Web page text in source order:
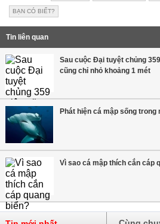
BẠN CÓ BIẾT?
Tin liên quan
Sau cuộc Đại tuyệt chủng
cũng chỉ nhỏ khoảng 1 mét
Phát hiện cá mập sống
Vì sao cá mập thích cắn cáp